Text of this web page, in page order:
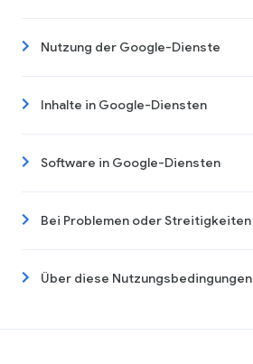
Nutzung der Google-Dienste
Inhalte in Google-Diensten
Software in Google-Diensten
Bei Problemen oder Streitigkeiten
Über diese Nutzungsbedingungen